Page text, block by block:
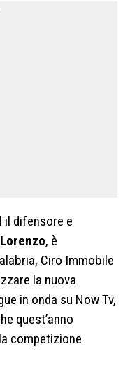
il difensore e
, è
Ciro Immobile
la nuova
in onda su Now Tv,
quest’anno
competizione